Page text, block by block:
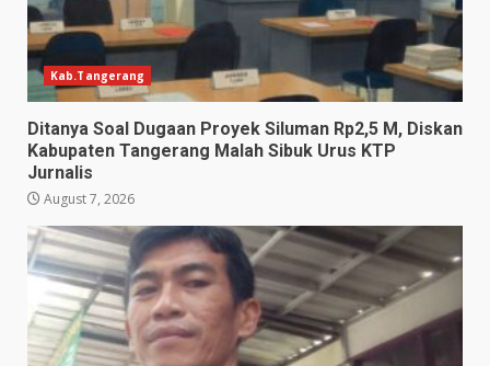
Kab.Tangerang
Ditanya Soal Dugaan Proyek Siluman Rp2,5 M, Diskan
Kabupaten Tangerang Malah Sibuk Urus KTP
Jurnalis
August 7, 2026